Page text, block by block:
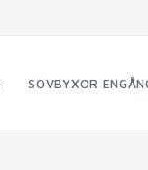
SOVBYXOR